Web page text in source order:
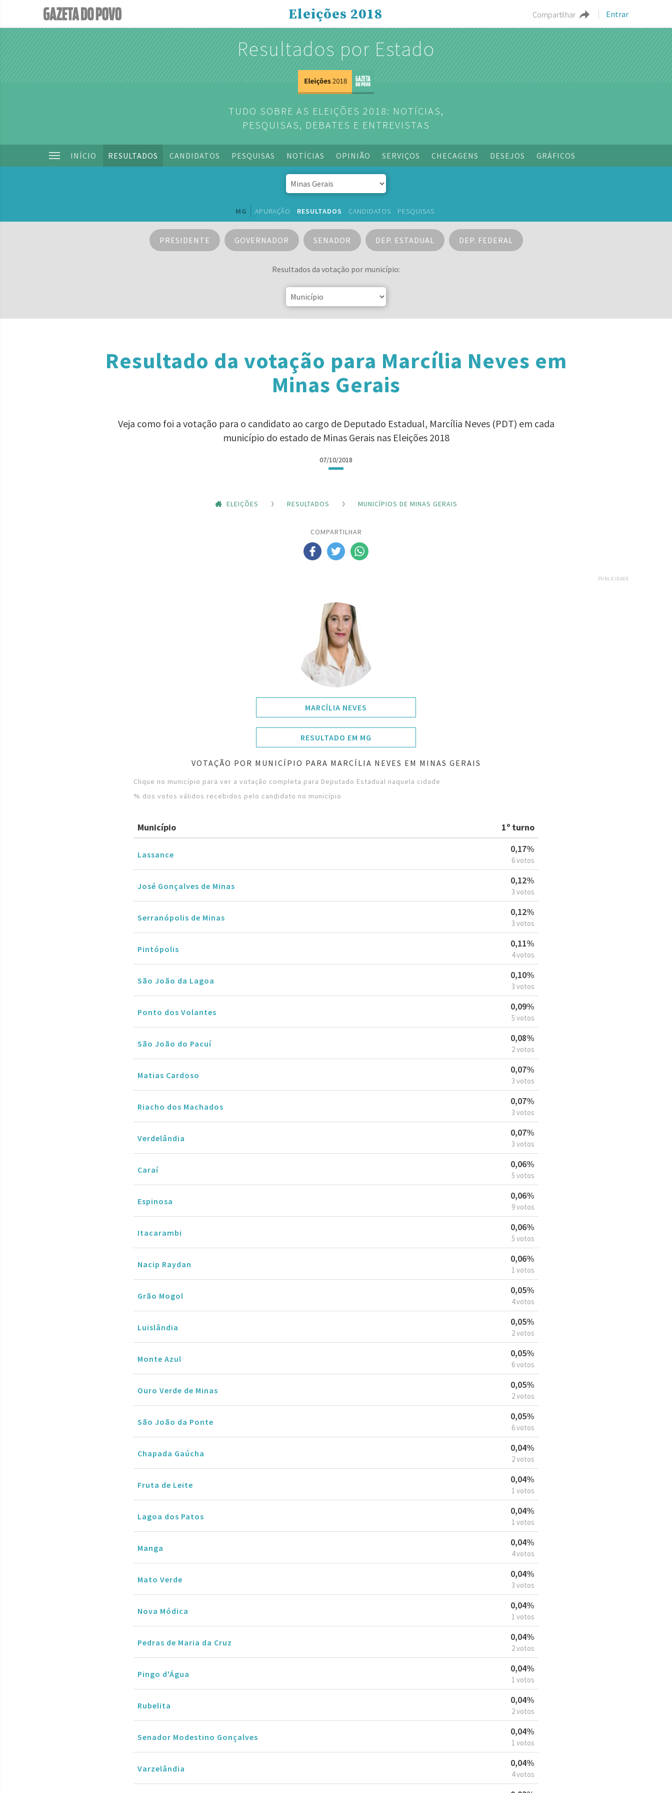
Compartilhar Entrar
Eleições 2018
Resultados por Estado
TUDO SOBRE AS ELEIÇÕES 2018: NOTÍCIAS,
PESQUISAS, DEBATES E ENTREVISTAS
INÍCIO RESULTADOS CANDIDATOS PESQUISAS NOTÍCIAS OPINIÃO SERVIÇOS CHECAGENS DESEJOS GRÁFICOS
MG APURAÇÃO RESULTADOS CANDIDATOS PESQUISAS
PRESIDENTE GOVERNADOR SENADOR DEP. ESTADUAL DEP. FEDERAL
Resultados da votação por município:
Resultado da votação para Marcília Neves em
Minas Gerais
Veja como foi a votação para o candidato ao cargo de Deputado Estadual, Marcília Neves (PDT) em cada
município do estado de Minas Gerais nas Eleições 2018
07/10/2018
ELEIÇÕES RESULTADOS MUNICÍPIOS DE MINAS GERAIS
COMPARTILHAR
PUBLICIDADE
MARCÍLIA NEVES
RESULTADO EM MG
VOTAÇÃO POR MUNICÍPIO PARA MARCÍLIA NEVES EM MINAS GERAIS
Clique no município para ver a votação completa para Deputado Estadual naquela cidade
% dos votos válidos recebidos pelo candidato no município
Município 1º turno
Lassance
0,17%
6 votos
José Gonçalves de Minas
0,12%
3 votos
Serranópolis de Minas
0,12%
3 votos
Pintópolis
0,11%
4 votos
São João da Lagoa
0,10%
3 votos
Ponto dos Volantes
0,09%
5 votos
São João do Pacuí
0,08%
2 votos
Matias Cardoso
0,07%
3 votos
Riacho dos Machados
0,07%
3 votos
Verdelândia
0,07%
3 votos
Caraí
0,06%
5 votos
Espinosa
0,06%
9 votos
Itacarambi
0,06%
5 votos
Nacip Raydan
0,06%
1 votos
Grão Mogol
0,05%
4 votos
Luislândia
0,05%
2 votos
Monte Azul
0,05%
6 votos
Ouro Verde de Minas
0,05%
2 votos
São João da Ponte
0,05%
6 votos
Chapada Gaúcha
0,04%
2 votos
Fruta de Leite
0,04%
1 votos
Lagoa dos Patos
0,04%
1 votos
Manga
0,04%
4 votos
Mato Verde
0,04%
3 votos
Nova Módica
0,04%
1 votos
Pedras de Maria da Cruz
0,04%
2 votos
Pingo d'Água
0,04%
1 votos
Rubelita
0,04%
2 votos
Senador Modestino Gonçalves
0,04%
1 votos
Varzelândia
0,04%
4 votos